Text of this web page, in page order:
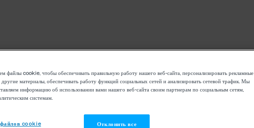
файлы cookie, чтобы обеспечивать правильную работу нашего веб-сайта, персонализировать рекламные
другие материалы, обеспечивать работу функций социальных сетей и анализировать сетевой трафик. Мы
информацию об использовании вами нашего веб-сайта своим партнерам по социальным сетям,
системам.
cookie Отклонить все